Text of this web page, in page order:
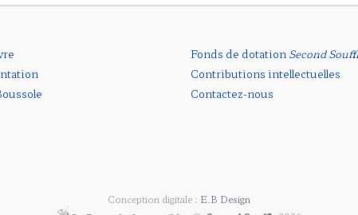
Fonds de dotation Second
Contributions intellectuelles
Contactez-nous
Conception digitale : E.B Design